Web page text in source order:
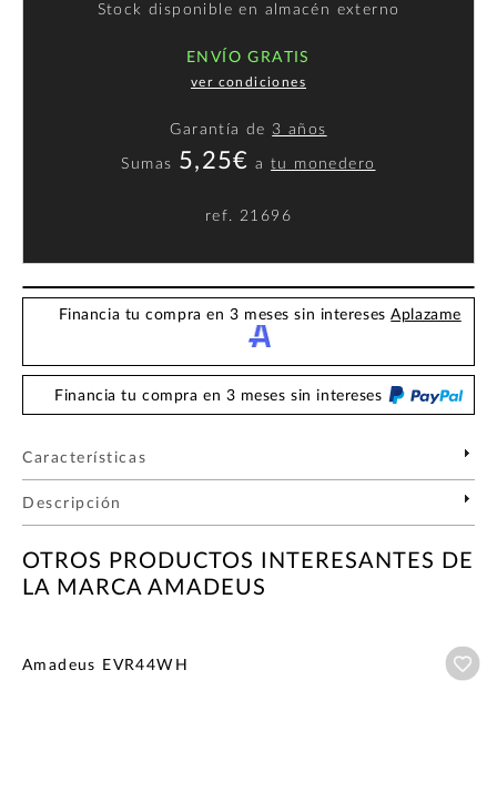
Stock disponible en almacén externo
ENVÍO GRATIS
ver condiciones
Garantía de 3 años
Sumas 5,25€ atu monedero
ref. 21696
Financia tu compra en 3 meses sin interesesAplazame
Financia tu compra en 3 meses sin intereses
Características
Descripción
OTROS PRODUCTOS INTERESANTES DE
LA MARCA AMADEUS
Amadeus EVR44WH